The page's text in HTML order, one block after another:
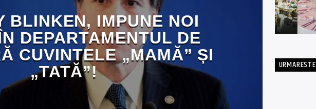
BLINKEN, IMPUNE NOI
DEPARTAMENTUL DE
CUVINTELE „MAMĂ” ȘI
„TATĂ”!